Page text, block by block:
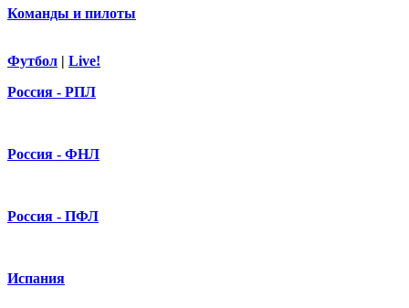
Команды и пилоты
Футбол | Live!
Россия - РПЛ
Россия - ФНЛ
Россия - ПФЛ
Испания